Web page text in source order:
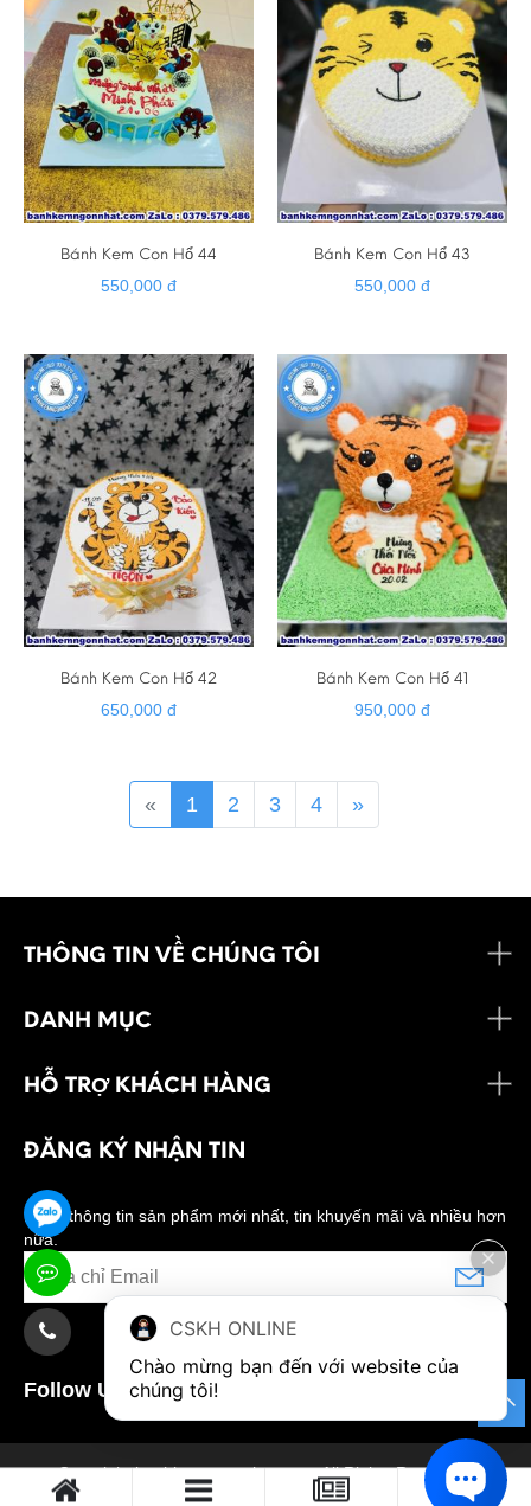
Bánh Kem Con Hổ 44
550,000 đ
Bánh Kem Con Hổ 43
550,000 đ
Bánh Kem Con Hổ 42
650,000 đ
Bánh Kem Con Hổ 41
950,000 đ
« 1 2 3 4 »
THÔNG TIN VỀ CHÚNG TÔI
DANH MỤC
HỖ TRỢ KHÁCH HÀNG
ĐĂNG KÝ NHẬN TIN
Nhận thông tin sản phẩm mới nhất, tin khuyến mãi và nhiều hơn
nữa.
Follow Us:
Copyright banhkemngonnhat.com. All Rights Reserved. 0
CSKH ONLINE
Chào mừng bạn đến với website của
chúng tôi!